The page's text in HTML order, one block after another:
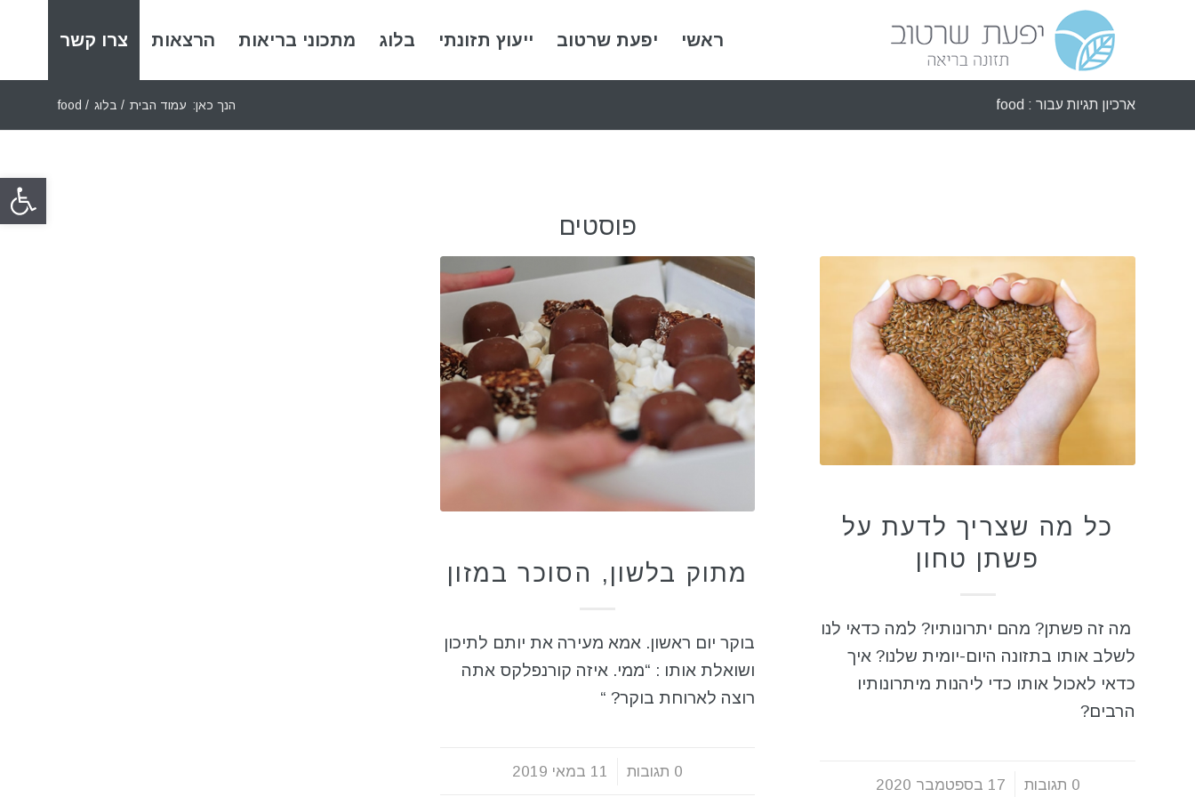
ראשי יפעת שרטוב ייעוץ תזונתי בלוג מתכוני בריאות הרצאות צרו קשר
ארכיון תגיות עבור : food הנך כאן: עמוד הבית / בלוג /
food
פוסטים
כל מה שצריך לדעת על
פשתן טחון
מה זה פשתן? מהם יתרונותיו? למה כדאי לנו
לשלב אותו בתזונה היום-יומית שלנו? איך
כדאי לאכול אותו כדי ליהנות מיתרונותיו
הרבים?
0 תגובות
/ 17 בספטמבר 2020
מתוק בלשון, הסוכר במזון
בוקר יום ראשון. אמא מעירה את יותם לתיכון
ושואלת אותו : “ממי. איזה קורנפלקס אתה
רוצה לארוחת בוקר? “
0 תגובות
/ 11 במאי 2019
פתח